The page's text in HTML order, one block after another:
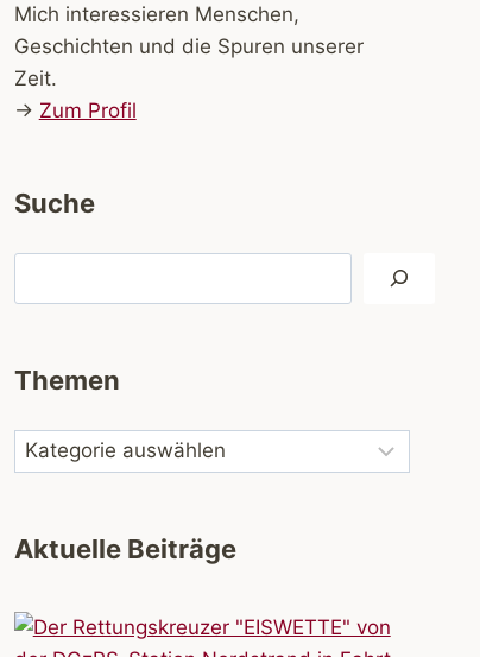
Mich interessieren Menschen,
Geschichten und die Spuren unserer
Zeit.
→ Zum Profil
Suche
Themen
Aktuelle Beiträge